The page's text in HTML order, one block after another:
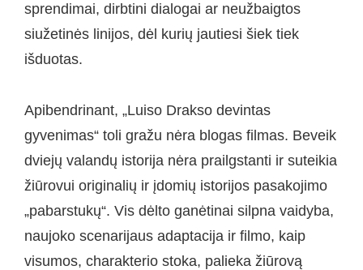
sprendimai, dirbtini dialogai ar neužbaigtos
siužetinės linijos, dėl kurių jautiesi šiek tiek
išduotas.
Apibendrinant, „Luiso Drakso devintas
gyvenimas“ toli gražu nėra blogas filmas. Beveik
dviejų valandų istorija nėra prailgstanti ir suteikia
žiūrovui originalių ir įdomių istorijos pasakojimo
„pabarstukų“. Vis dėlto ganėtinai silpna vaidyba,
naujoko scenarijaus adaptacija ir filmo, kaip
visumos, charakterio stoka, palieka žiūrovą